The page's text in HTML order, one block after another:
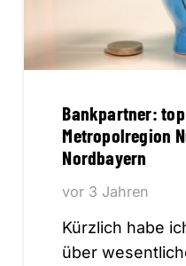
Bankpartner:
Metropolregion
Nordbayern
vor 3 Jahren
Kürzlich habe
über